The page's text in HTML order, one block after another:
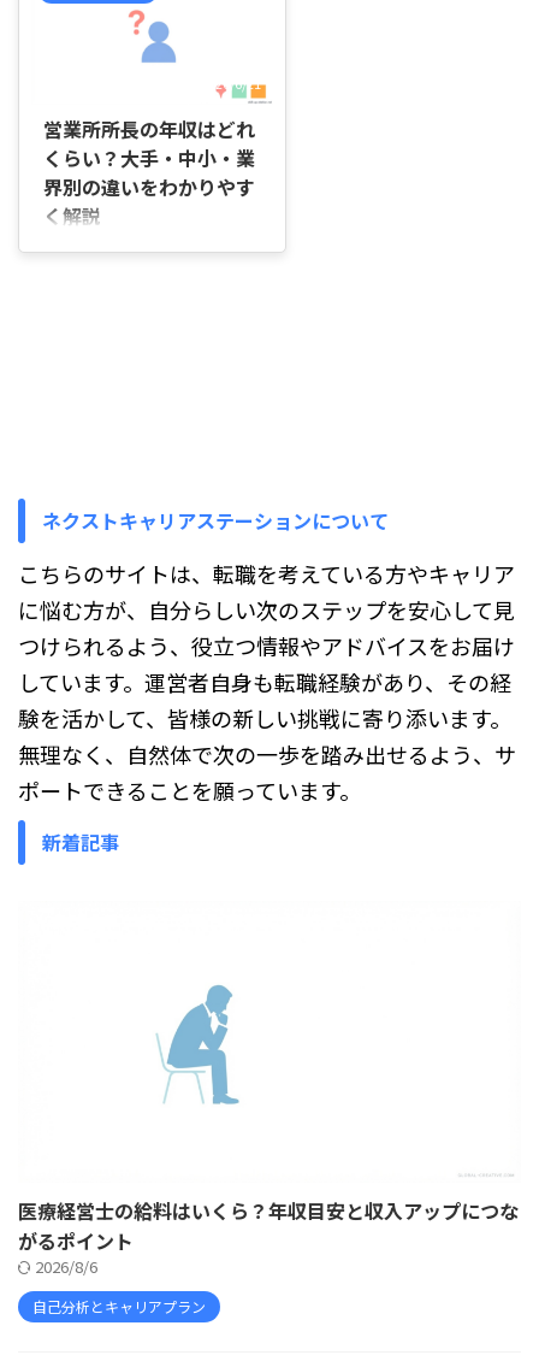
2026/6/21
営業所所長の年収はどれ
くらい？大手・中小・業
界別の違いをわかりやす
く解説
はじめに 「営業所所長になると
か」「管理職になるとどのように
収入が変わるのか」がわかりにく
いと感じている方も多いのではな
いでしょうか。 この記事では、
営業所所長の一般的な年収相場を
確認しながら、大手企業と中小企
...
ネクストキャリアステーションについて
こちらのサイトは、転職を考えている方やキャリア
に悩む方が、自分らしい次のステップを安心して見
つけられるよう、役立つ情報やアドバイスをお届け
しています。運営者自身も転職経験があり、その経
験を活かして、皆様の新しい挑戦に寄り添います。
無理なく、自然体で次の一歩を踏み出せるよう、サ
ポートできることを願っています。
新着記事
医療経営士の給料はいくら？年収目安と収入アップにつな
がるポイント
2026/8/6
自己分析とキャリアプラン